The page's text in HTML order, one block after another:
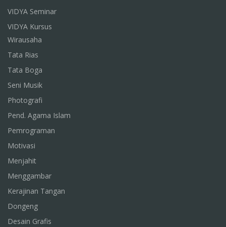
VIDYA Seminar
VIDYA Kursus
Wirausaha
Tata Rias
Tata Boga
Seni Musik
Photografi
Pend. Agama Islam
Pemrograman
Motivasi
Menjahit
Menggambar
Kerajinan Tangan
Dongeng
Desain Grafis